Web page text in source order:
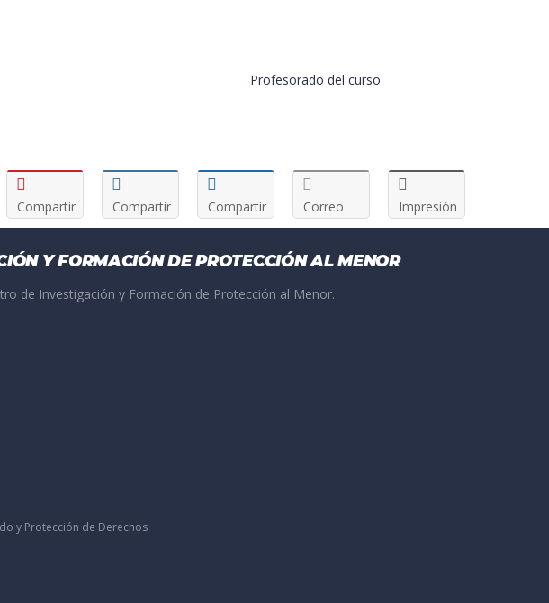
Profesorado del curso
Compartir
Compartir Compartir Correo Impresión
Y FORMACIÓN DE PROTECCIÓN AL MENOR
de Investigación y Formación de Protección al Menor.
y Protección de Derechos